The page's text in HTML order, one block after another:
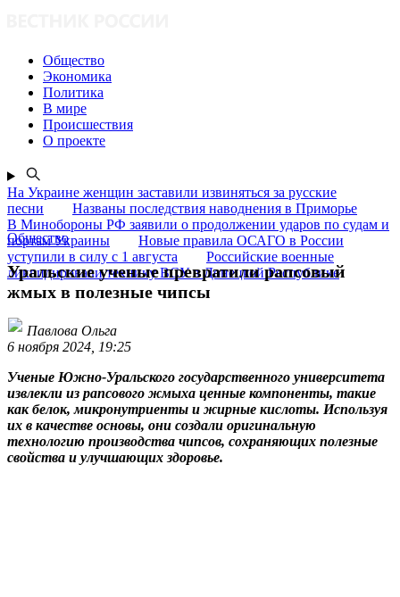
Общество
Экономика
Политика
В мире
Происшествия
О проекте
На Украине женщин заставили извиняться за русские
песни
Названы последствия наводнения в Приморье
В Минобороны РФ заявили о продолжении ударов по судам и
портам Украины
Новые правила ОСАГО в России
уступили в силу с 1 августа
Российские военные
ликвидировали технику ВСУ в Донецкой Республике
Общество
Уральские ученые превратили рапсовый
жмых в полезные чипсы
Павлова Ольга
6 ноября 2024, 19:25
Ученые Южно-Уральского государственного университета
извлекли из рапсового жмыха ценные компоненты, такие
как белок, микронутриенты и жирные кислоты. Используя
их в качестве основы, они создали оригинальную
технологию производства чипсов, сохраняющих полезные
свойства и улучшающих здоровье.